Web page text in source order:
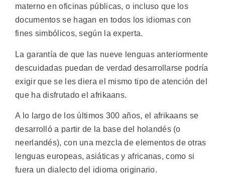
materno en oficinas públicas, o incluso que los
documentos se hagan en todos los idiomas con
fines simbólicos, según la experta.
La garantía de que las nueve lenguas anteriormente
descuidadas puedan de verdad desarrollarse podría
exigir que se les diera el mismo tipo de atención del
que ha disfrutado el afrikaans.
A lo largo de los últimos 300 años, el afrikaans se
desarrolló a partir de la base del holandés (o
neerlandés), con una mezcla de elementos de otras
lenguas europeas, asiáticas y africanas, como si
fuera un dialecto del idioma originario.